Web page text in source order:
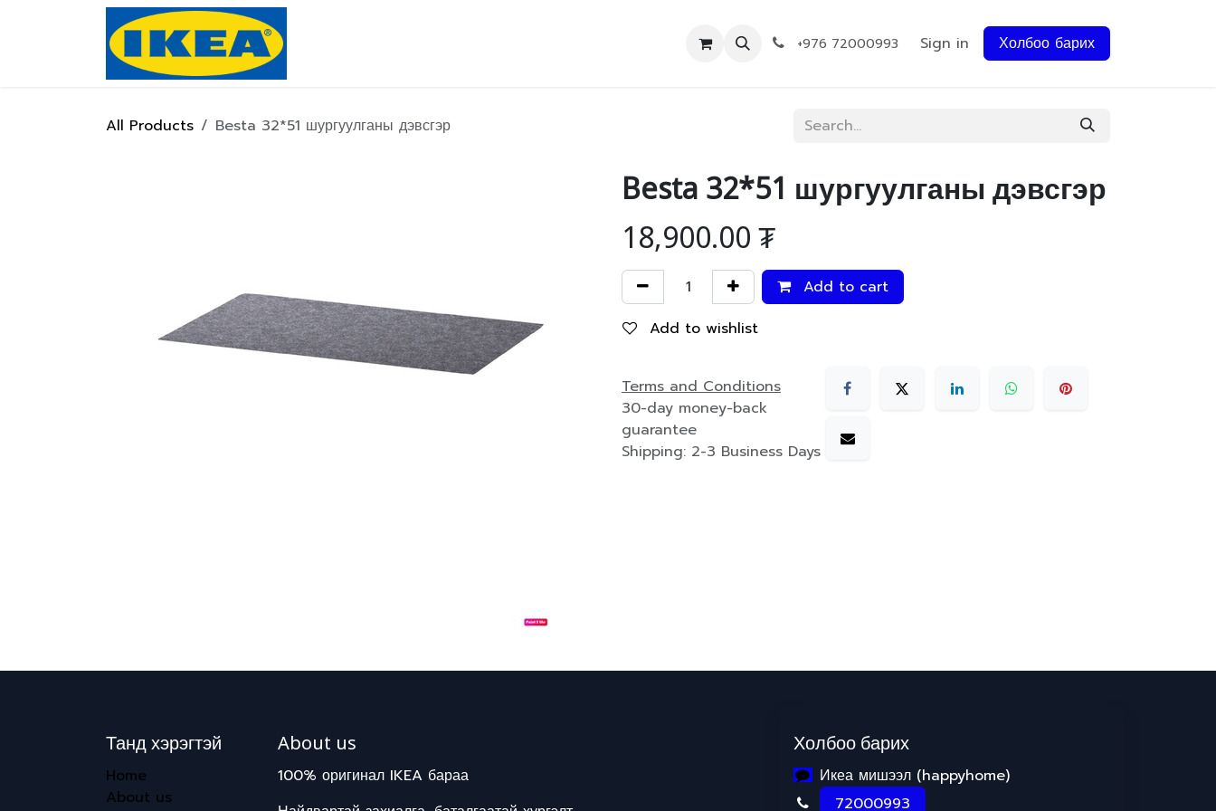
Skip to Content
+976 72000993 Sign in Холбоо барих
All Products Besta 32*51 шургуулганы дэвсгэр
Besta 32*51 шургуулганы дэвсгэр
18,900.00₮
Add to cart
Add to wishlist
Terms and Conditions
30-day money-back
guarantee
Shipping: 2-3 Business Days
Танд хэрэгтэй
Home
About us
About us
100% оригинал IKEA бараа
Холбоо барих
Икеа мишээл (happyhome)
72000993